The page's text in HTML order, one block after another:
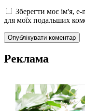
Зберегти моє ім'я, e-
для моїх подальших
Реклама